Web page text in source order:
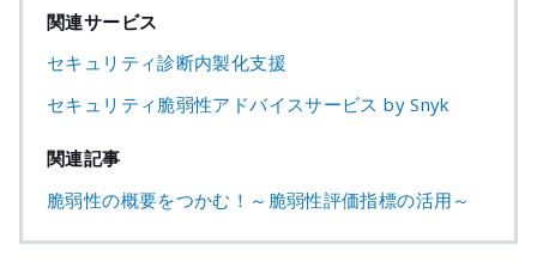
関連サービス
セキュリティ診断内製化支援
セキュリティ脆弱性アドバイスサービス by Snyk
関連記事
脆弱性の概要をつかむ！～脆弱性評価指標の活用～